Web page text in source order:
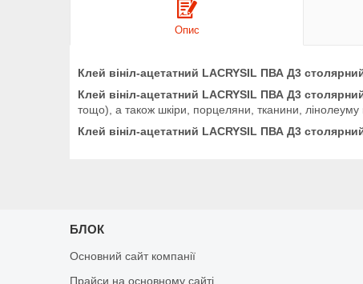
Опис
Клей вініл-ацетатний LACRYSIL ПВА Д3
Клей вініл-ацетатний LACRYSIL ПВА Д3
тощо), а також шкіри, порцеляни, тканини, лінолеуму
Клей вініл-ацетатний LACRYSIL ПВА Д3
БЛОК
Основний сайт компанії
Прайси на основному сайті